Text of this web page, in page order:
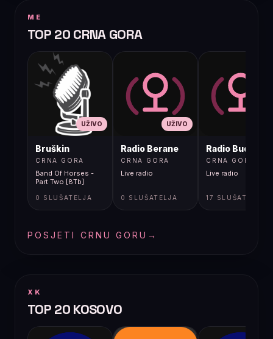
ME
TOP 20 CRNA GORA
UŽIVO
Bruškin
CRNA GORA
Band Of Horses -
Part Two [8Tb]
0 SLUŠATELJA
UŽIVO
Radio Berane
CRNA GORA
Live radio
0 SLUŠATELJA
Radio Budva
CRNA GORA
Live radio
17 SLUŠATELJA
POSJETI CRNU GORU →
XK
TOP 20 KOSOVO